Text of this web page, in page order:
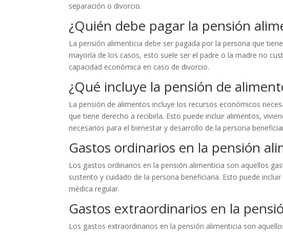
separación o divorcio.
¿Quién debe pagar la pensión
La pensión alimenticia debe ser pagada por la persona que
mayoría de los casos, esto suele ser el padre o la madre no
capacidad económica en caso de divorcio.
¿Qué incluye la pensión de
La pensión de alimentos incluye los recursos económicos
que tiene derecho a recibirla. Esto puede incluir alimentos,
necesarios para el bienestar y desarrollo de la persona
Gastos ordinarios en la pensión
Los gastos ordinarios en la pensión alimenticia son aquellos
sustento y cuidado de la persona beneficiaria. Esto puede
médica regular.
Gastos extraordinarios en la
Los gastos extraordinarios en la pensión alimenticia son